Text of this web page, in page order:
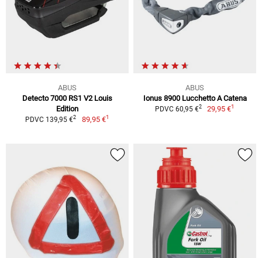
ABUS
Detecto 7000 RS1 V2 Louis
Edition
PDVC 139,95 €2 89,95 €1
ABUS
Ionus 8900 Lucchetto A Catena
PDVC 60,95 €2 29,95 €1